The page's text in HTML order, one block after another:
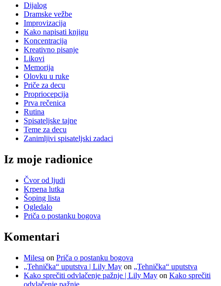
Dijalog
Dramske vežbe
Improvizacija
Kako napisati knjigu
Koncentracija
Kreativno pisanje
Likovi
Memorija
Olovku u ruke
Priče za decu
Propriocepcija
Prva rečenica
Rutina
Spisateljske tajne
Teme za decu
Zanimljivi spisateljski zadaci
Iz moje radionice
Čvor od ljudi
Krpena lutka
Šoping lista
Ogledalo
Priča o postanku bogova
Komentari
Milesa on Priča o postanku bogova
„Tehnička“ uputstva | Lily May on „Tehnička“ uputstva
Kako sprečiti odvlačenje pažnje | Lily May on Kako sprečiti
odvlačenje pažnje